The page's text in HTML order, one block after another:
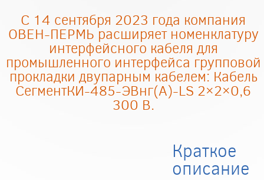
С 14 сентября 2023 года компания
ОВЕН-ПЕРМЬ расширяет номенклатуру
интерфейсного кабеля для
промышленного интерфейса групповой
прокладки двупарным кабелем: Кабель
СегментКИ-485-ЭВнг(А)-LS 2×2×0,6
300 В.
Краткое
описание